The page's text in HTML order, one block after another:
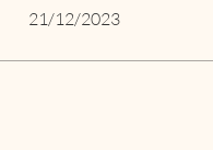
21/12/2023